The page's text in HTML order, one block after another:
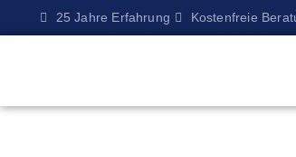
25 Jahre Erfahrung Kostenfreie